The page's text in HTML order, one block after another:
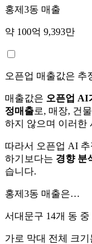
홍제3동 매출
약 100억 9,393만
오픈업 매출값은 추
매출값은 오픈업 AI
정매출로, 매장, 건
하지 않으며 이러한
따라서 오픈업 AI
하기보다는 경향 분
습니다.
홍제3동 매출은…
서대문구 14개 동 중
가로 막대 전체 크기